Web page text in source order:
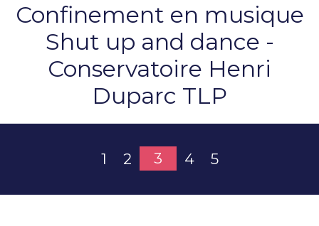
Confinement en musique
Shut up and dance -
Conservatoire Henri
Duparc TLP
1 2 3 4 5